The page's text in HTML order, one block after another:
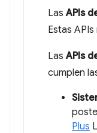
LasAPIs
Estas
LasAPIs
cumplen
Plus